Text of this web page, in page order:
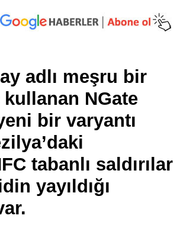
adlı meşru bir
NGate
bir varyantı
tabanlı saldırılar
yayıldığı